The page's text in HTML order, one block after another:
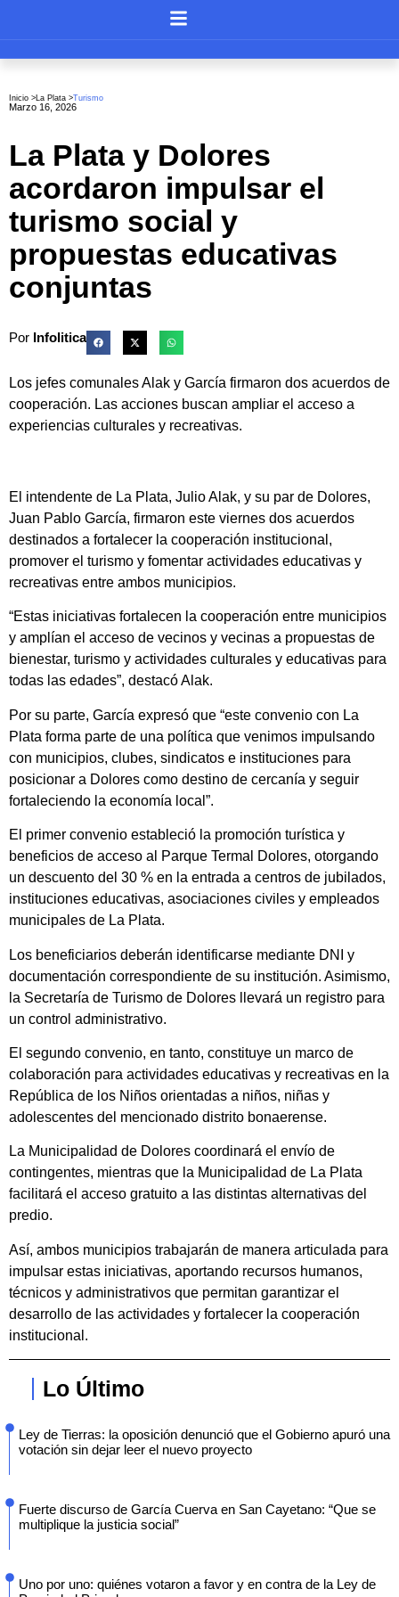
Inicio >La Plata >Turismo
Marzo 16, 2026
La Plata y Dolores
acordaron impulsar el
turismo social y
propuestas educativas
conjuntas
Por Infolitica
Los jefes comunales Alak y García firmaron dos acuerdos de
cooperación. Las acciones buscan ampliar el acceso a
experiencias culturales y recreativas.
El intendente de La Plata, Julio Alak, y su par de Dolores,
Juan Pablo García, firmaron este viernes dos acuerdos
destinados a fortalecer la cooperación institucional,
promover el turismo y fomentar actividades educativas y
recreativas entre ambos municipios.
“Estas iniciativas fortalecen la cooperación entre municipios
y amplían el acceso de vecinos y vecinas a propuestas de
bienestar, turismo y actividades culturales y educativas para
todas las edades”, destacó Alak.
Por su parte, García expresó que “este convenio con La
Plata forma parte de una política que venimos impulsando
con municipios, clubes, sindicatos e instituciones para
posicionar a Dolores como destino de cercanía y seguir
fortaleciendo la economía local”.
El primer convenio estableció la promoción turística y
beneficios de acceso al Parque Termal Dolores, otorgando
un descuento del 30 % en la entrada a centros de jubilados,
instituciones educativas, asociaciones civiles y empleados
municipales de La Plata.
Los beneficiarios deberán identificarse mediante DNI y
documentación correspondiente de su institución. Asimismo,
la Secretaría de Turismo de Dolores llevará un registro para
un control administrativo.
El segundo convenio, en tanto, constituye un marco de
colaboración para actividades educativas y recreativas en la
República de los Niños orientadas a niños, niñas y
adolescentes del mencionado distrito bonaerense.
La Municipalidad de Dolores coordinará el envío de
contingentes, mientras que la Municipalidad de La Plata
facilitará el acceso gratuito a las distintas alternativas del
predio.
Así, ambos municipios trabajarán de manera articulada para
impulsar estas iniciativas, aportando recursos humanos,
técnicos y administrativos que permitan garantizar el
desarrollo de las actividades y fortalecer la cooperación
institucional.
Lo Último
Ley de Tierras: la oposición denunció que el Gobierno apuró una
votación sin dejar leer el nuevo proyecto
Fuerte discurso de García Cuerva en San Cayetano: “Que se
multiplique la justicia social”
Uno por uno: quiénes votaron a favor y en contra de la Ley de